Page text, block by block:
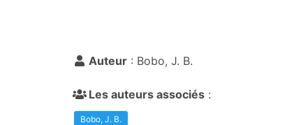
Auteur : Bobo, J. B.
Les auteurs associés :
Bobo, J. B.